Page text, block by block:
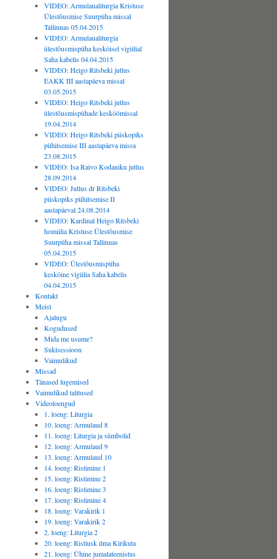
VIDEO: Armulaualiturgia Kristuse
Ülestõusmise Suurpüha missal
Tallinnas 05.04.2015
VIDEO: Armulaualiturgia
ülestõusmispüha kesköisel vigiilial
Saha kabelis 04.04.2015
VIDEO: Heigo Ritsbeki jutlus
EAKK III aastapäeva missal
03.05.2015
VIDEO: Heigo Ritsbeki jutlus
ülestõusmispühade kesköömissal
19.04.2014
VIDEO: Heigo Ritsbeki piiskopiks
pühitsemise III aastapäeva missa
23.08.2015
VIDEO: Isa Raivo Kodaniku jutlus
28.09.2014
VIDEO: Jutlus dr Ritsbeki
piiskopiks pühitsemise II
aastapäeval 24.08.2014
VIDEO: Kardinal Heigo Ritsbeki
homiilia Kristuse Ülestõusmise
Suurpüha missal Tallinnas
05.04.2015
VIDEO: Ülestõusmispüha
kesköine vigiilia Saha kabelis
04.04.2015
Kontakt
Meist
Ajalugu
Kogudused
Mida me usume?
Suktsessioon
Vaimulikud
Missad
Tänased lugemised
Vaimulikud talitused
Videoloengud
1. loeng: Liturgia
10. loeng: Armulaud 8
11. loeng: Liturgia ja sümbolid
12. loeng: Armulaud 9
13. loeng: Armulaud 10
14. loeng: Ristimine 1
15. loeng: Ristimine 2
16. loeng: Ristimine 3
17. loeng: Ristimine 4
18. loeng: Varakirik 1
19. loeng: Varakirik 2
2. loeng: Liturgia 2
20. loeng: Ristiusk ilma Kirikuta
21. loeng: Ühine jumalateenistus